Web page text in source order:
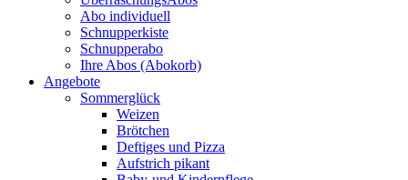
Abo individuell
Schnupperkiste
Schnupperabo
Ihre Abos (Abokorb)
Angebote
Sommerglück
Weizen
Brötchen
Deftiges und Pizza
Aufstrich pikant